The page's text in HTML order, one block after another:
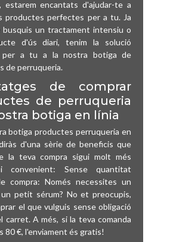
estarem encantats d'ajudar-te a
productes perfectes per a tu. Ja
busquis un tractament intensiu o
d'ús diari, tenim la solució
per a tu a la nostra botiga de
de perruqueria.
de comprar
de perruqueria
botiga en línia
botiga productes perruqueria en
d'una sèrie de beneficis que
la teva compra sigui molt més
convenient: Sense quantitat
compra: Només necessites un
petit sérum? No et preocupis,
el que vulguis sense obligació
carret. A més, si la teva comanda
80 €, l'enviament és gratis!